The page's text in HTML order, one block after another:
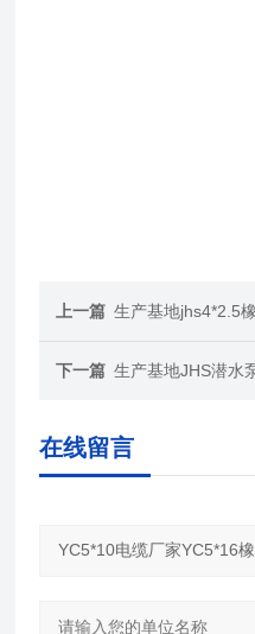
上一篇 生产基地jhs4*2.5橡
下一篇 生产基地JHS潜水泵
在线留言